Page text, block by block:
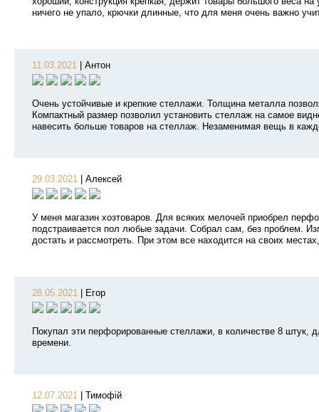
ничего не упало, крючки длинные, что для меня очень важно
11.03.2021 Антон
Очень устойчивые и крепкие стеллажи. Толщина металла
Компактный размер позволил установить стеллаж на самое
навесить больше товаров на стеллаж. Незаменимая вещь в
29.03.2021 Алексей
У меня магазин хозтоваров. Для всяких мелочей приобрел
подстраивается пол любые задачи. Собрал сам, без проблем.
достать и рассмотреть. При этом все находится на своих
28.05.2021 Егор
Покупал эти перфорированные стеллажи, в количестве 8 штук,
времени.
12.07.2021 Тимофій